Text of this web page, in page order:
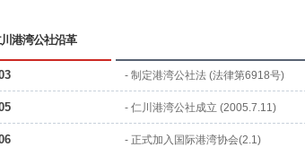
港湾公社沿革
- 制定港湾公社法 (法律第6918号)
- 仁川港湾公社成立 (2005.7.11)
- 正式加入国际港湾协会(2.1)